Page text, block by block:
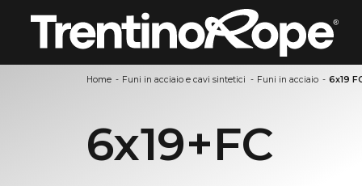
Home - Funi in acciaio e cavi sintetici - Funi in acciaio - 6x19
6x19+FC